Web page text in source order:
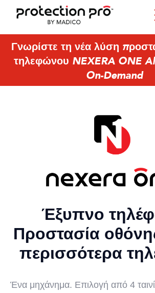
Γνωρίστε τη νέα λύση
τηλεφώνου NEXERA ONE
On-Demand
Έξυπνο
Προστασία
περισσότερα
Ένα μηχάνημα. Επιλογή από 4